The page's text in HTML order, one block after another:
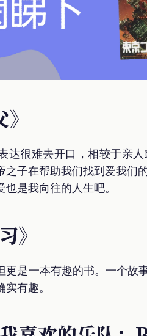
达很难去开口，相较于亲
子在帮助我们找到爱我们
是我向往的人生吧。
》
更是一本有趣的书。一个故
有趣。